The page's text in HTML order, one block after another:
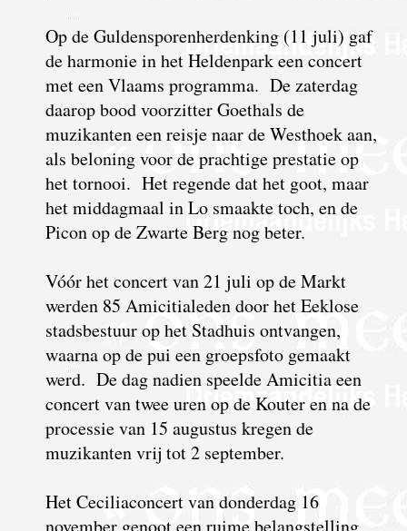
Op de Guldensporenherdenking (11 juli) gaf
de harmonie in het Heldenpark een concert
met een Vlaams programma. De zaterdag
daarop bood voorzitter Goethals de
muzikanten een reisje naar de Westhoek aan,
als beloning voor de prachtige prestatie op
het tornooi. Het regende dat het goot, maar
het middagmaal in Lo smaakte toch, en de
Picon op de Zwarte Berg nog beter.
Vóór het concert van 21 juli op de Markt
werden 85 Amicitialeden door het Eeklose
stadsbestuur op het Stadhuis ontvangen,
waarna op de pui een groepsfoto gemaakt
werd. De dag nadien speelde Amicitia een
concert van twee uren op de Kouter en na de
processie van 15 augustus kregen de
muzikanten vrij tot 2 september.
Het Ceciliaconcert van donderdag 16
november genoot een ruime belangstelling